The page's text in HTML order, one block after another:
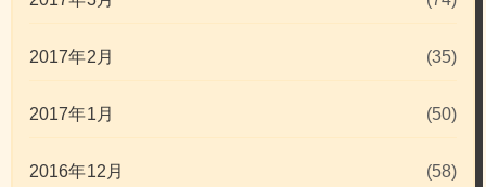
2017年2月 (35)
2017年1月 (50)
2016年12月 (58)